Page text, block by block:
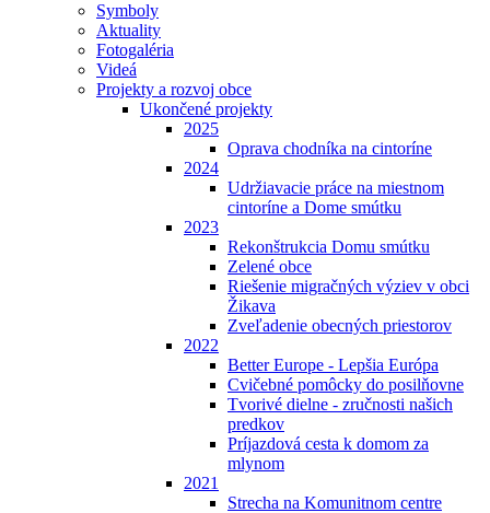
Symboly
Aktuality
Fotogaléria
Videá
Projekty a rozvoj obce
Ukončené projekty
2025
Oprava chodníka na cintoríne
2024
Udržiavacie práce na miestnom
cintoríne a Dome smútku
2023
Rekonštrukcia Domu smútku
Zelené obce
Riešenie migračných výziev v obci
Žikava
Zveľadenie obecných priestorov
2022
Better Europe - Lepšia Európa
Cvičebné pomôcky do posilňovne
Tvorivé dielne - zručnosti našich
predkov
Príjazdová cesta k domom za
mlynom
2021
Strecha na Komunitnom centre